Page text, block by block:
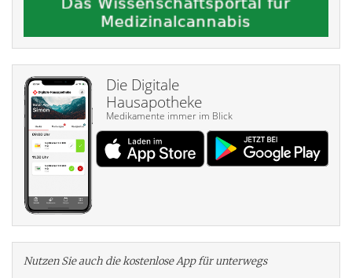
Die Digitale
Hausapotheke
Medikamente immer im Blick
Nutzen Sie auch die kosten­lose App für unterwegs